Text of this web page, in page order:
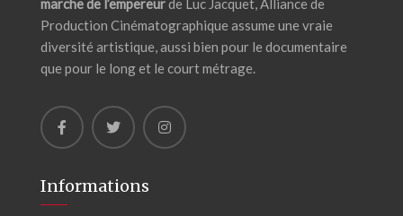
marche de l’empereurde Luc Jacquet, Alliance de
Production Cinématographique assume une vraie
diversité artistique, aussi bien pour le documentaire
que pour le long et le court métrage.
Informations